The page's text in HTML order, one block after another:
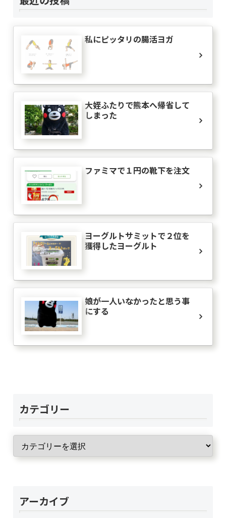
私にピッタリの腸活ヨガ
大姪ふたりで熊本へ帰省して
しまった
ファミマで１円の靴下を注文
ヨーグルトサミットで２位を
獲得したヨーグルト
娘が一人いなかったと思う事
にする
カテゴリー
アーカイブ